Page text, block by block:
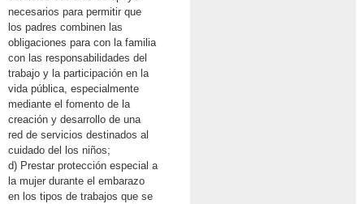
necesarios para permitir que
los padres combinen las
obligaciones para con la familia
con las responsabilidades del
trabajo y la participación en la
vida pública, especialmente
mediante el fomento de la
creación y desarrollo de una
red de servicios destinados al
cuidado del los niños;
d) Prestar protección especial a
la mujer durante el embarazo
en los tipos de trabajos que se